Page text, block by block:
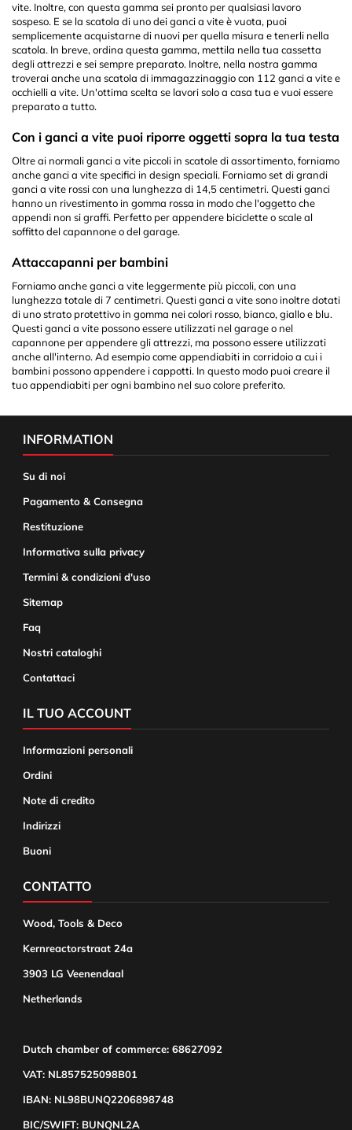
vite. Inoltre, con questa gamma sei pronto per qualsiasi lavoro
sospeso. E se la scatola di uno dei ganci a vite è vuota, puoi
semplicemente acquistarne di nuovi per quella misura e tenerli nella
scatola. In breve, ordina questa gamma, mettila nella tua cassetta
degli attrezzi e sei sempre preparato. Inoltre, nella nostra gamma
troverai anche una scatola di immagazzinaggio con 112 ganci a vite e
occhielli a vite. Un'ottima scelta se lavori solo a casa tua e vuoi essere
preparato a tutto.
Con i ganci a vite puoi riporre oggetti sopra la tua testa
Oltre ai normali ganci a vite piccoli in scatole di assortimento, forniamo
anche ganci a vite specifici in design speciali. Forniamo set di grandi
ganci a vite rossi con una lunghezza di 14,5 centimetri. Questi ganci
hanno un rivestimento in gomma rossa in modo che l'oggetto che
appendi non si graffi. Perfetto per appendere biciclette o scale al
soffitto del capannone o del garage.
Attaccapanni per bambini
Forniamo anche ganci a vite leggermente più piccoli, con una
lunghezza totale di 7 centimetri. Questi ganci a vite sono inoltre dotati
di uno strato protettivo in gomma nei colori rosso, bianco, giallo e blu.
Questi ganci a vite possono essere utilizzati nel garage o nel
capannone per appendere gli attrezzi, ma possono essere utilizzati
anche all'interno. Ad esempio come appendiabiti in corridoio a cui i
bambini possono appendere i cappotti. In questo modo puoi creare il
tuo appendiabiti per ogni bambino nel suo colore preferito.
INFORMATION
Su di noi
Pagamento & Consegna
Restituzione
Informativa sulla privacy
Termini & condizioni d'uso
Sitemap
Faq
Nostri cataloghi
Contattaci
IL TUO ACCOUNT
Informazioni personali
Ordini
Note di credito
Indirizzi
Buoni
CONTATTO
Wood, Tools & Deco
Kernreactorstraat 24a
3903 LG Veenendaal
Netherlands
Dutch chamber of commerce: 68627092
VAT: NL857525098B01
IBAN: NL98BUNQ2206898748
BIC/SWIFT: BUNQNL2A